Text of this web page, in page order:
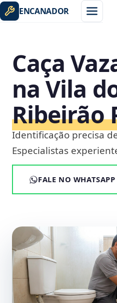
ENCANADOR
Caça
na Vila
Ribeirão
Identificação precisa
Especialistas
FALE NO WHATSAPP